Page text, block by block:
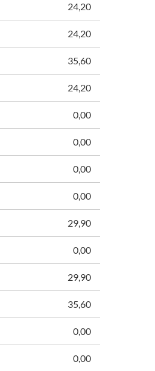
24,20
24,20
35,60
24,20
0,00
0,00
0,00
0,00
29,90
0,00
29,90
35,60
0,00
0,00